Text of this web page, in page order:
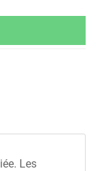
Les